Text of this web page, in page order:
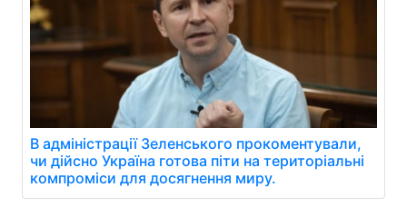
В адміністрації Зеленського прокоментували,
чи дійсно Україна готова піти на територіальні
компроміси для досягнення миру.